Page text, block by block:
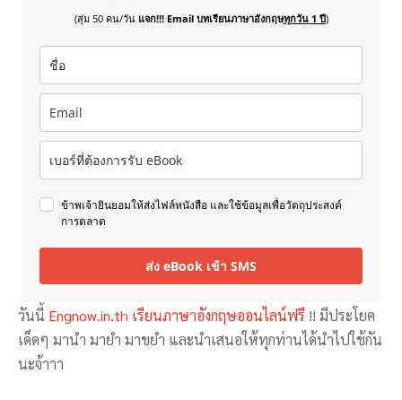
(สุ่ม 50 คน/วัน แจก!!! Email บทเรียนภาษาอังกฤษทุกวัน 1 ปี)
ข้าพเจ้ายินยอมให้ส่งไฟล์หนังสือ และใช้ข้อมูลเพื่อวัตถุประสงค์
การตลาด
ส่ง eBook เข้า SMS
วันนี้ Engnow.in.th เรียนภาษาอังกฤษออนไลน์ฟรี !! มีประโยค
เด็ดๆ มานำ มายำ มาขยำ และนำเสนอให้ทุกท่านได้นำไปใช้กัน
นะจ้าาา